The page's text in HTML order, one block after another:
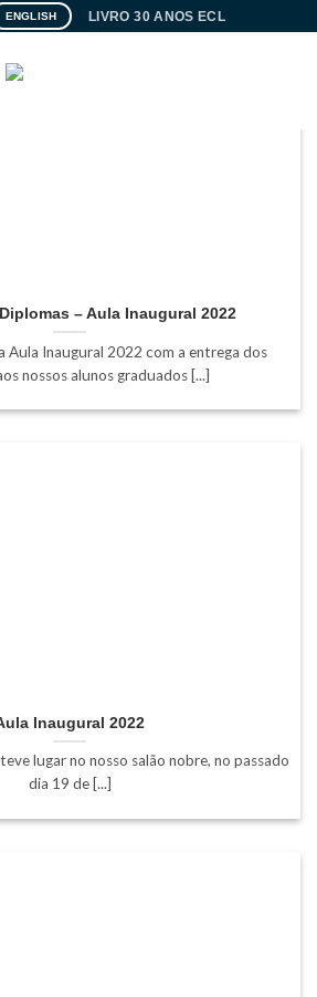
ENGLISH LIVRO 30 ANOS ECL
– Aula Inaugural 2022
Aula Inaugural 2022 com a entrega dos
nossos alunos graduados [...]
Inaugural 2022
lugar no nosso salão nobre, no passado
dia 19 de [...]